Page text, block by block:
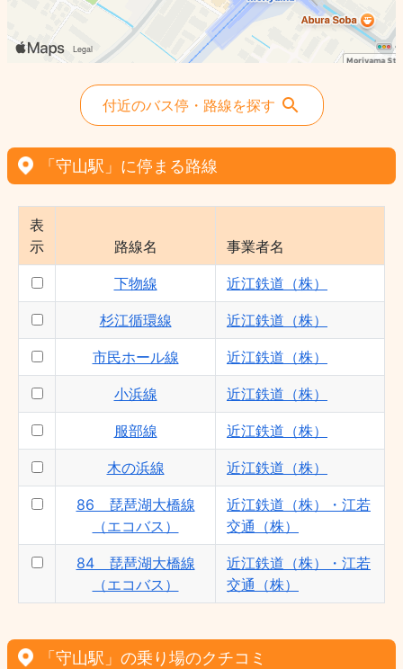
木の浜線 - 近江鉄道（株）
付近のバス停・路線を探す
「守山駅」に停まる路線
表
示
路線名 事業者名
下物線 近江鉄道（株）
杉江循環線 近江鉄道（株）
市民ホール線 近江鉄道（株）
小浜線 近江鉄道（株）
服部線 近江鉄道（株）
木の浜線 近江鉄道（株）
86 琵琶湖大橋線
（エコバス）
近江鉄道（株）・江若
交通（株）
84 琵琶湖大橋線
（エコバス）
近江鉄道（株）・江若
交通（株）
「守山駅」の乗り場のクチコミ